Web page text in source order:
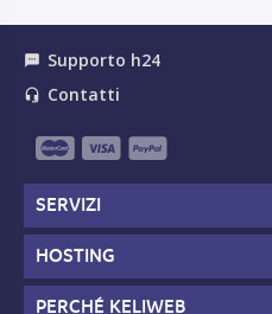
textsms Supporto h24
headset_mic Contatti
SERVIZI
HOSTING
PERCHÉ KELIWEB